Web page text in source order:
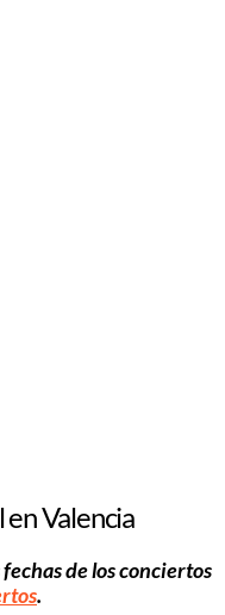
Valencia
de los conciertos
.